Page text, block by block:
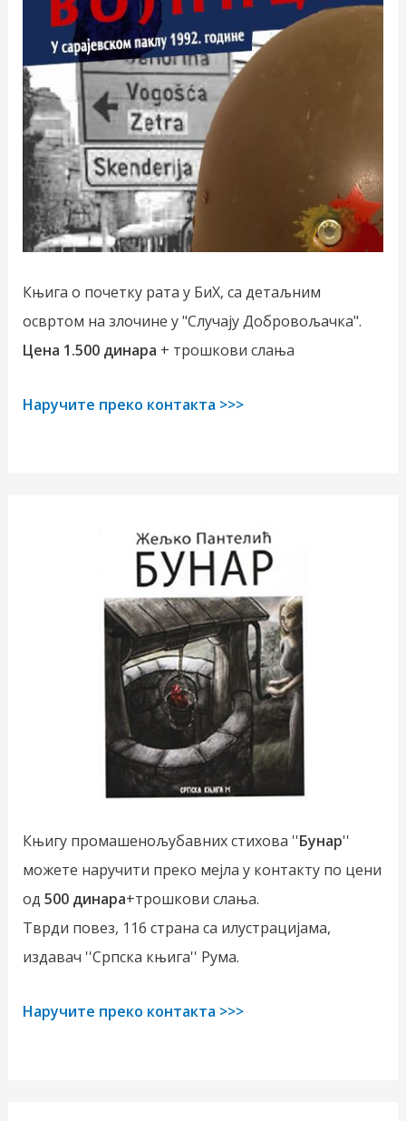
Књига о почетку рата у БиХ, са детаљним
освртом на злочине у "Случају Добровољачка".
Цена 1.500 динара + трошкови слања
Наручите преко контакта >>>
Књигу промашенољубавних стихова ''Бунар''
можете наручити преко мејла у контакту по цени
од 500 динара+трошкови слања.
Тврди повез, 116 страна са илустрацијама,
издавач ''Српска књига'' Рума.
Наручите преко контакта >>>